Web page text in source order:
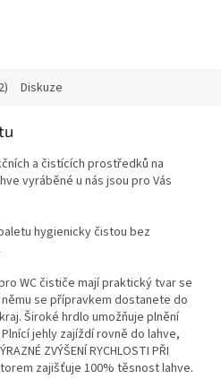
Diskuze
a čistících prostředků na
vyráběné u nás jsou pro Vás
hygienicky čistou bez
WC čističe mají praktický tvar se
se přípravkem dostanete do
Široké hrdlo umožňuje plnění
jehly zajíždí rovně do lahve,
ZVÝŠENÍ RYCHLOSTI PŘI
zajišťuje 100% těsnost lahve.